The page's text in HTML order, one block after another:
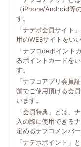
（iPhone/Android等
す。
「ナデポ会員サイト
用のWEBサイトをいい
「ナフコdeポイント
るポイントカードを
す。
「ナフコアプリ会員
舗でご使用頂ける会
います。
「会員特典」とは、
入の際に使用できる
定めるナフコメンバ
「ナデポポイント」